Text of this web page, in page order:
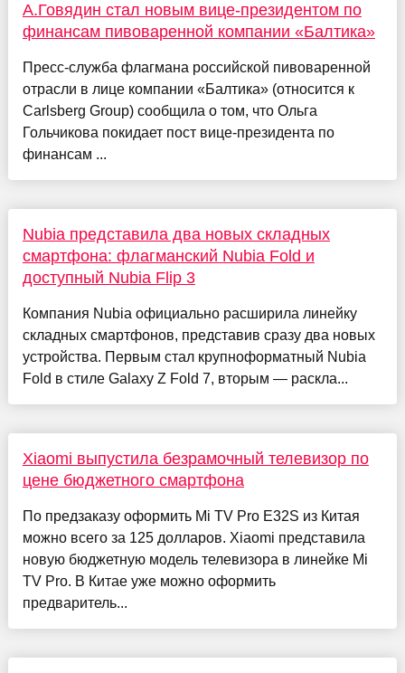
А.Говядин стал новым вице-президентом по
финансам пивоваренной компании «Балтика»
Пресс-служба флагмана российской пивоваренной
отрасли в лице компании «Балтика» (относится к
Carlsberg Group) сообщила о том, что Ольга
Гольчикова покидает пост вице-президента по
финансам ...
Nubia представила два новых складных
смартфона: флагманский Nubia Fold и
доступный Nubia Flip 3
Компания Nubia официально расширила линейку
складных смартфонов, представив сразу два новых
устройства. Первым стал крупноформатный Nubia
Fold в стиле Galaxy Z Fold 7, вторым — раскла...
Xiaomi выпустила безрамочный телевизор по
цене бюджетного смартфона
По предзаказу оформить Mi TV Pro E32S из Китая
можно всего за 125 долларов. Xiaomi представила
новую бюджетную модель телевизора в линейке Mi
TV Pro. В Китае уже можно оформить
предваритель...